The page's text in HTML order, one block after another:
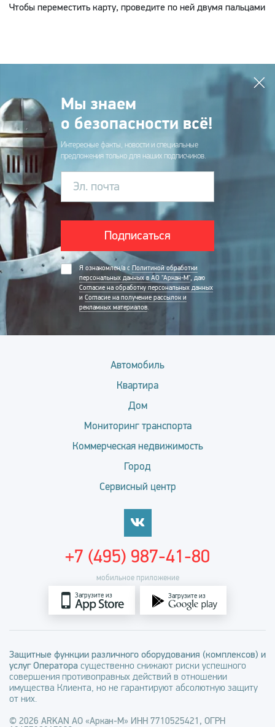
Чтобы переместить карту, проведите по ней двумя пальцами
Мы знаем
о безопасности всё!
Интересные факты, новости и специальные
предложения только для наших подписчиков.
Эл. почта
Подписаться
Я ознакомлен/а с Политикой обработки
персональных данных в АО "Аркан-М", даю
Согласие на обработку персональных данных
и Согласие на получение рассылок и
рекламных материалов.
Автомобиль
Квартира
Дом
Мониторинг транспорта
Коммерческая недвижимость
Город
Сервисный центр
мобильное приложение
Загрузите из Загрузите из
+7 (495) 987-41-80
Защитные функции различного оборудования (комплексов) и
услуг Оператора существенно снижают риски успешного
совершения противоправных действий в отношении
имущества Клиента, но не гарантируют абсолютную защиту
от них.
© 2026 ARKAN АО «Аркан-М» ИНН 7710525421, ОГРН